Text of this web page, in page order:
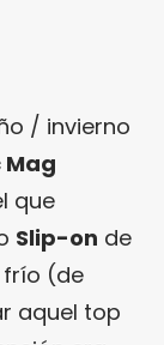
/ invierno
que
Slip-on de
frío (de
aquel top